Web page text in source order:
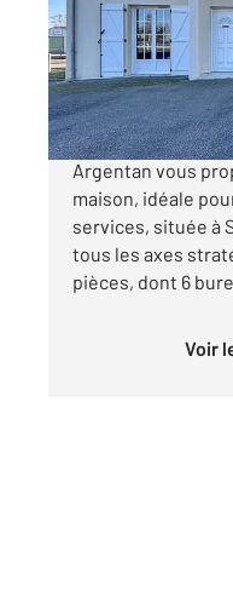
Maison à vendre
190
Votre agence
Argentan vous
maison, idéale
services, située à
tous les axes
pièces, dont 6
Voir